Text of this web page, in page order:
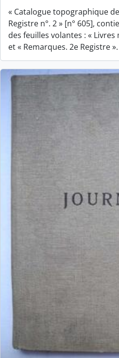
« Catalogue topographique
Registre n°. 2 » [n° 605],
des feuilles volantes : «
et « Remarques. 2e Registre ».